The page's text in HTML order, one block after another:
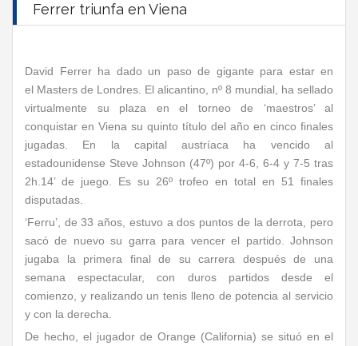
Ferrer triunfa en Viena
David Ferrer ha dado un paso de gigante para estar en
el Masters de Londres. El alicantino, nº 8 mundial, ha sellado
virtualmente su plaza en el torneo de ‘maestros’ al
conquistar en Viena su quinto título del año en cinco finales
jugadas. En la capital austríaca ha vencido al
estadounidense Steve Johnson (47º) por 4-6, 6-4 y 7-5 tras
2h.14’ de juego. Es su 26º trofeo en total en 51 finales
disputadas.
‘Ferru’, de 33 años, estuvo a dos puntos de la derrota, pero
sacó de nuevo su garra para vencer el partido. Johnson
jugaba la primera final de su carrera después de una
semana espectacular, con duros partidos desde el
comienzo, y realizando un tenis lleno de potencia al servicio
y con la derecha.
De hecho, el jugador de Orange (California) se situó en el